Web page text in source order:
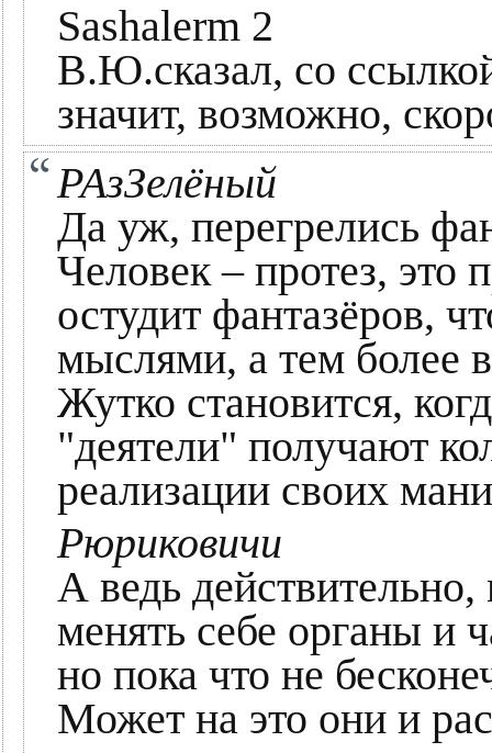
Sashalerm 2
В.Ю.сказал, со
значит, возможно,
РАзЗелёный
Да уж, перегрелись
Человек – протез, это
остудит фантазёров,
мыслями, а тем более
Жутко становится,
"деятели" получают
реализации своих
Рюриковичи
А ведь
менять себе органы и
но пока что не
Может на это они и